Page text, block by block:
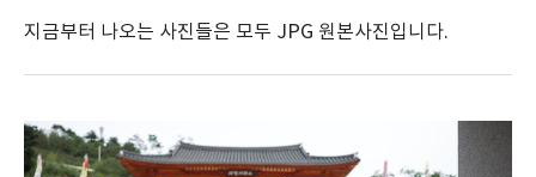
지금부터 나오는 사진들은 모두 JPG 원본사진입니다.